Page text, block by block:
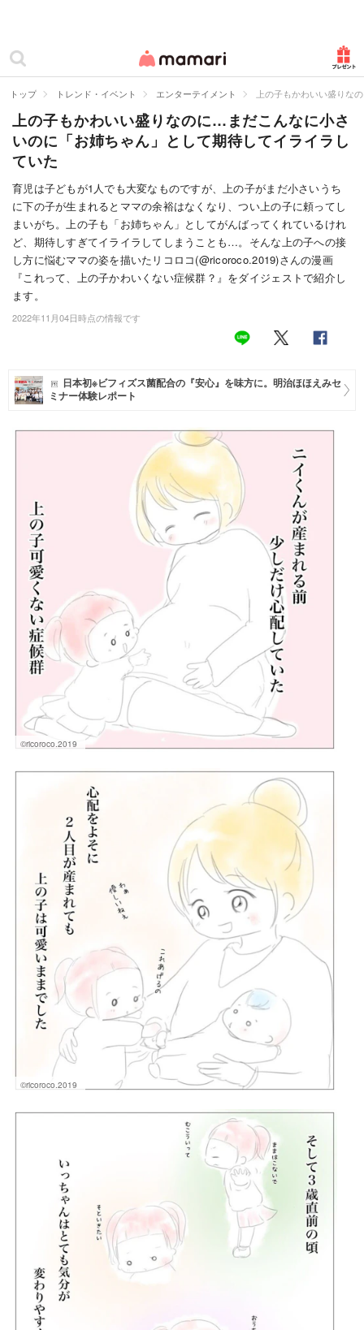
ママリ
カテゴリー一覧
妊娠
出産
赤ちゃん・育児
子育て・家族
病院
美容・ファッション
お仕事
マネー
トップ トレンド・イベント エンターテイメント 上の子もかわいい盛りな
上の子もかわいい盛りなのに…まだこんなに小さ
いのに「お姉ちゃん」として期待してイライラし
ていた
育児は子どもが1人でも大変なものですが、上の子がまだ小さいうち
に下の子が生まれるとママの余裕はなくなり、つい上の子に頼ってし
まいがち。上の子も「お姉ちゃん」としてがんばってくれているけれ
ど、期待しすぎてイライラしてしまうことも…。そんな上の子への接
し方に悩むママの姿を描いたリコロコ(@ricoroco.2019)さんの漫画
『これって、上の子かわいくない症候群？』をダイジェストで紹介し
ます。
2022年11月04日時点の情報です
日本初※ビフィズス菌配合の『安心』を味方に。明治ほほえみセ
ミナー体験レポート
©ricoroco.2019
©ricoroco.2019